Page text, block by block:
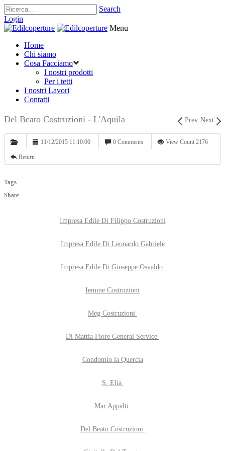
Search
Login
Menu
Home
Chi siamo
Cosa Facciamo
I nostri prodotti
Per i tetti
I nostri Lavori
Contatti
Prev Next
Del Beato Costruzioni - L'Aquila
11/12/2015 11:10:00 0 Comments View Count 2176
Return
Tags
Share
Impresa Edile Di Filippo Costruzioni
Impresa Edile Di Leonardo Gabriele
Impresa Edile Di Giuseppe Osvaldo
Iemme Costruzioni
Meg Costruzioni
Di Mattia Fiore General Service
Condomio la Quercia
S. Elia
Mar Appalti
Del Beato Costruzioni